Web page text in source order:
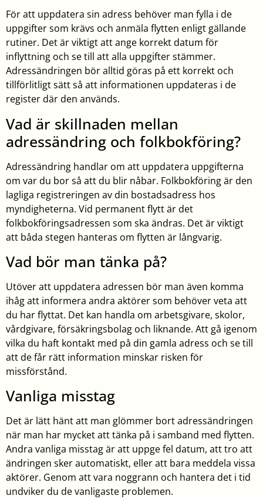
För att uppdatera sin adress behöver man fylla i de
uppgifter som krävs och anmäla flytten enligt gällande
rutiner. Det är viktigt att ange korrekt datum för
inflyttning och se till att alla uppgifter stämmer.
Adressändringen bör alltid göras på ett korrekt och
tillförlitligt sätt så att informationen uppdateras i de
register där den används.
Vad är skillnaden mellan
adressändring och folkbokföring?
Adressändring handlar om att uppdatera uppgifterna
om var du bor så att du blir nåbar. Folkbokföring är den
lagliga registreringen av din bostadsadress hos
myndigheterna. Vid permanent flytt är det
folkbokföringsadressen som ska ändras. Det är viktigt
att båda stegen hanteras om flytten är långvarig.
Vad bör man tänka på?
Utöver att uppdatera adressen bör man även komma
ihåg att informera andra aktörer som behöver veta att
du har flyttat. Det kan handla om arbetsgivare, skolor,
vårdgivare, försäkringsbolag och liknande. Att gå igenom
vilka du haft kontakt med på din gamla adress och se till
att de får rätt information minskar risken för
missförstånd.
Vanliga misstag
Det är lätt hänt att man glömmer bort adressändringen
när man har mycket att tänka på i samband med flytten.
Andra vanliga misstag är att uppge fel datum, att tro att
ändringen sker automatiskt, eller att bara meddela vissa
aktörer. Genom att vara noggrann och hantera det i tid
undviker du de vanligaste problemen.